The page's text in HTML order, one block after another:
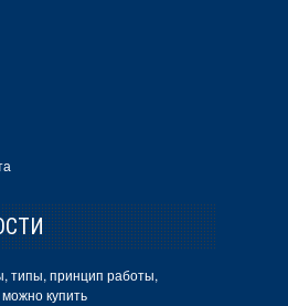
типы, принцип работы,
можно купить